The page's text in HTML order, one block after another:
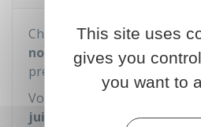
Chaque année, vous devez
nombre d'heures réalisées
précédente.
Vous devez faire votre
juin
This site uses
gives you
you want to